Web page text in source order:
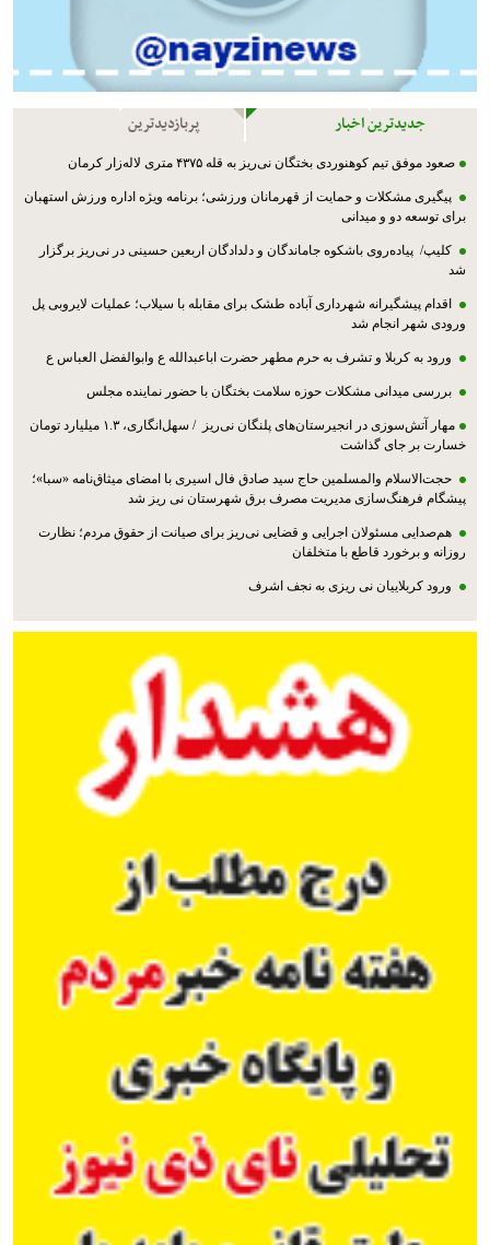
جدیدترین اخبار پربازدیدترین
صعود موفق تیم کوهنوردی بختگان نی‌ریز به قله ۴۳۷۵ متری لاله‌زار کرمان
پیگیری مشکلات و حمایت از قهرمانان ورزشی؛ برنامه ویژه اداره ورزش استهبان
برای توسعه دو و میدانی
کلیپ/ پیاده‌روی باشکوه جاماندگان و دلدادگان اربعین حسینی در نی‌ریز برگزار
شد
اقدام پیشگیرانه شهرداری آباده طشک برای مقابله با سیلاب؛ عملیات لایروبی پل
ورودی شهر انجام شد
ورود به کربلا و تشرف به حرم مطهر حضرت اباعبدالله ع وابوالفضل العباس ع
بررسی میدانی مشکلات حوزه سلامت بختگان با حضور نماینده مجلس
مهار آتش‌سوزی در انجیرستان‌های پلنگان نی‌ریز / سهل‌انگاری، ۱.۳ میلیارد تومان
خسارت بر جای گذاشت
حجت‌الاسلام والمسلمین حاج سید صادق فال اسیری با امضای میثاق‌نامه «سبا»؛
پیشگام فرهنگ‌سازی مدیریت مصرف برق شهرستان نی ریز شد
هم‌صدایی مسئولان اجرایی و قضایی نی‌ریز برای صیانت از حقوق مردم؛ نظارت
روزانه و برخورد قاطع با متخلفان
ورود کربلاییان نی ریزی به نجف اشرف